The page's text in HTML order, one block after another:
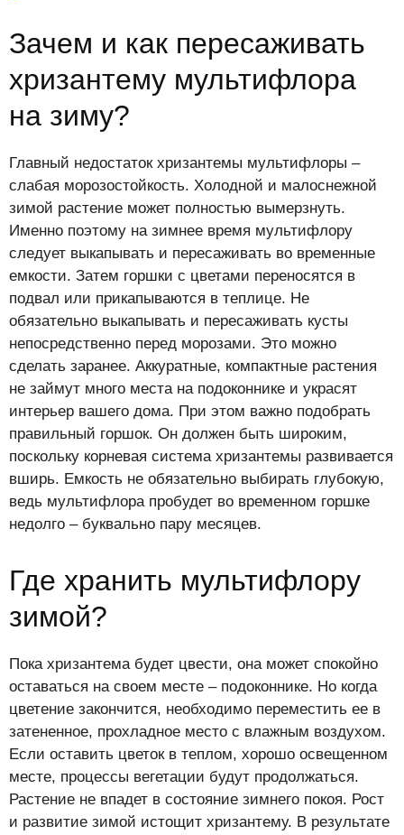
Зачем и как пересаживать
хризантему мультифлора
на зиму?
Главный недостаток хризантемы мультифлоры –
слабая морозостойкость. Холодной и малоснежной
зимой растение может полностью вымерзнуть.
Именно поэтому на зимнее время мультифлору
следует выкапывать и пересаживать во временные
емкости. Затем горшки с цветами переносятся в
подвал или прикапываются в теплице. Не
обязательно выкапывать и пересаживать кусты
непосредственно перед морозами. Это можно
сделать заранее. Аккуратные, компактные растения
не займут много места на подоконнике и украсят
интерьер вашего дома. При этом важно подобрать
правильный горшок. Он должен быть широким,
поскольку корневая система хризантемы развивается
вширь. Емкость не обязательно выбирать глубокую,
ведь мультифлора пробудет во временном горшке
недолго – буквально пару месяцев.
Где хранить мультифлору
зимой?
Пока хризантема будет цвести, она может спокойно
оставаться на своем месте – подоконнике. Но когда
цветение закончится, необходимо переместить ее в
затененное, прохладное место с влажным воздухом.
Если оставить цветок в теплом, хорошо освещенном
месте, процессы вегетации будут продолжаться.
Растение не впадет в состояние зимнего покоя. Рост
и развитие зимой истощит хризантему. В результате